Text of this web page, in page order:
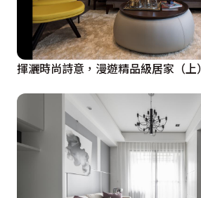
揮灑時尚詩意，漫遊精品級居家（上）